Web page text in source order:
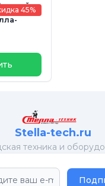
45%
Stella-tech.ru
техника и